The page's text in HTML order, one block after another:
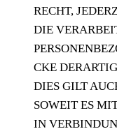
RECHT,
DIE
CKE
DIES GILT
SOWEIT ES
IN